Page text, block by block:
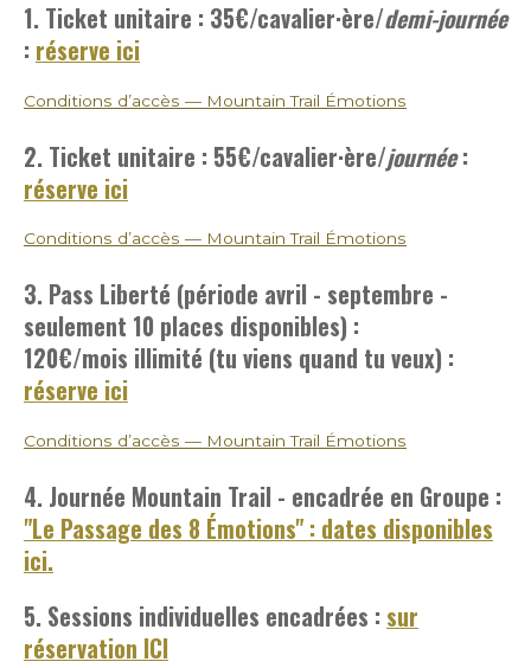
1. Ticket unitaire : 35€/cavalier·ère/demi-journée
: réserve ici
Conditions d’accès — Mountain Trail Émotions
2. Ticket unitaire : 55€/cavalier·ère/journée:
réserve ici
Conditions d’accès — Mountain Trail Émotions
3. Pass Liberté (période avril - septembre -
seulement 10 places disponibles) :
120€/mois illimité (tu viens quand tu veux) :
réserve ici
Conditions d’accès — Mountain Trail Émotions
4. Journée Mountain Trail - encadrée en Groupe :
"Le Passage des 8 Émotions" : dates disponibles
ici.
5. Sessions individuelles encadrées : sur
réservation ICI